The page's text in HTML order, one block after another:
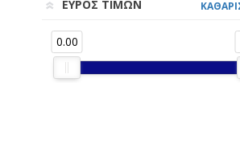
ΕΥΡΟΣ ΤΙΜΩΝ
0.00